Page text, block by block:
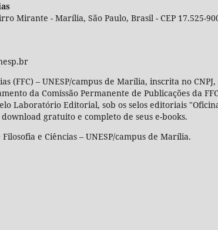
Mirante - Marília, São Paulo, Brasil - CEP 17.525-
(FFC) – UNESP/campus de Marília, inscrita no
da Comissão Permanente de Publicações da
Laboratório Editorial, sob os selos editoriais
gratuito e completo de seus e-books.
e Ciências – UNESP/campus de Marília.